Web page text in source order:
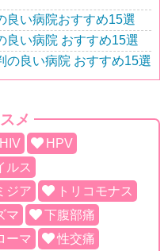
良い病院おすすめ15選
良い病院 おすすめ15選
の良い病院 おすすめ15選
メ
HIV
HPV
ルス
ジア
トリコモナス
マ
下腹部痛
ーマ
性交痛